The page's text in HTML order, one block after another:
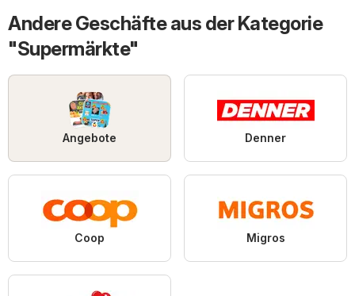
Andere Geschäfte aus der Kategorie
"Supermärkte"
Angebote Denner
Coop Migros